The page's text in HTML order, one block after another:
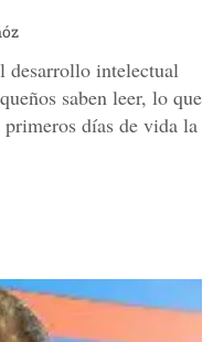
desarrollo intelectual
saben leer, lo que
primeros días de vida la